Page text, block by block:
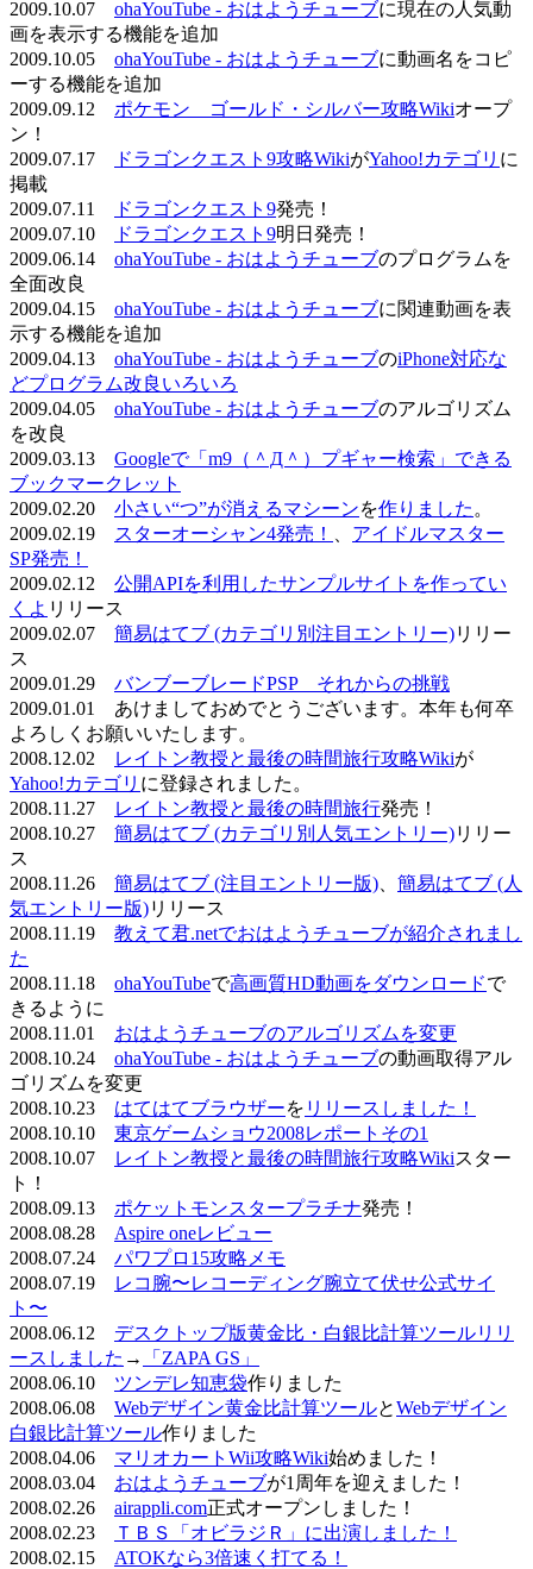
2009.10.07 ohaYouTube - おはようチューブに現在の人気動
画を表示する機能を追加
2009.10.05 ohaYouTube - おはようチューブに動画名をコピ
ーする機能を追加
2009.09.12 ポケモン ゴールド・シルバー攻略Wikiオープ
ン！
2009.07.17
ドラゴンクエスト9攻略WikiがYahoo!カテゴリ に
掲載
2009.07.11
ドラゴンクエスト9発売！
2009.07.10
ドラゴンクエスト9明日発売！
2009.06.14 ohaYouTube - おはようチューブのプログラムを
全面改良
2009.04.15 ohaYouTube - おはようチューブに関連動画を表
示する機能を追加
2009.04.13 ohaYouTube - おはようチューブのiPhone対応な
どプログラム改良いろいろ
2009.04.05 ohaYouTube - おはようチューブのアルゴリズム
を改良
2009.03.13 Googleで「m9（＾Д＾）プギャー検索」できる
ブックマークレット
2009.02.20 小さい“つ”が消えるマシーンを作りました 。
2009.02.19
スターオーシャン4発売！
アイドルマスター
SP発売！
2009.02.12 公開APIを利用したサンプルサイトを作ってい
くよ リリース
2009.02.07 簡易はてブ (カテゴリ別注目エントリー)リリー
ス
2009.01.29 バンブーブレードPSP それからの挑戦
2009.01.01 あけましておめでとうございます。本年も何卒
よろしくお願いいたします。
2008.12.02
レイトン教授と最後の時間旅行攻略Wikiが
Yahoo!カテゴリ に登録されました。
2008.11.27
レイトン教授と最後の時間旅行発売！
2008.10.27 簡易はてブ (カテゴリ別人気エントリー)リリー
ス
2008.11.26 簡易はてブ (注目エントリー版)
簡易はてブ (人
気エントリー版)リリース
2008.11.19 教えて君.netでおはようチューブが紹介されまし
た
2008.11.18 ohaYouTubeで高画質HD動画をダウンロードで
きるように
2008.11.01 おはようチューブのアルゴリズムを変更
2008.10.24 ohaYouTube - おはようチューブの動画取得アル
ゴリズムを変更
2008.10.23 はてはてブラウザーを リリースしました！
2008.10.10 東京ゲームショウ2008レポートその1
2008.10.07
レイトン教授と最後の時間旅行攻略Wikiスター
ト！
2008.09.13 ポケットモンスタープラチナ発売！
2008.08.28 Aspire oneレビュー
2008.07.24 パワプロ15攻略メモ
2008.07.19
レコ腕〜レコーディング腕立て伏せ公式サイ
ト〜
2008.06.12 デスクトップ版黄金比・白銀比計算ツールリリ
ースしました →
「ZAPA GS」
2008.06.10 ツンデレ知恵袋作りました
2008.06.08 Webデザイン黄金比計算ツールとWebデザイン
白銀比計算ツール作りました
2008.04.06 マリオカートWii攻略Wiki始めました！
2008.03.04 おはようチューブが1周年を迎えました！
2008.02.26 airappli.com正式オープンしました！
2008.02.23
ＴＢＳ「オビラジＲ」に出演しました！
2008.02.15 ATOKなら3倍速く打てる！